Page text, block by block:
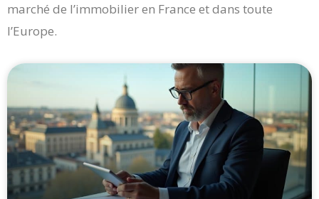
marché de l’immobilier en France et dans toute
l’Europe.
Page PagePagePage